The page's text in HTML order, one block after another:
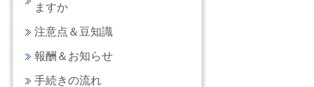
ますか
注意点＆豆知識
報酬＆お知らせ
手続きの流れ